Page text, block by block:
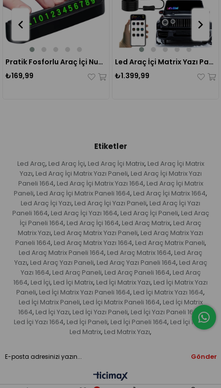
Pratik Fosforlu Araç İçi Numaratör
Led Araç İçi Matrix Yazı Paneli 16*96 (12×60 cm)
₺1.399,99
₺5.499,99
Etiketler
Led Araç, Led Araç İçi, Led Araç İçi Matrix, Led Araç İçi Matrix
Yazı, Led Araç İçi Matrix Yazı Paneli, Led Araç İçi Matrix Yazı
Paneli 1664, Led Araç İçi Matrix Yazı 1664, Led Araç İçi Matrix
Paneli, Led Araç İçi Matrix Paneli 1664, Led Araç İçi Matrix 1664,
Led Araç İçi Yazı, Led Araç İçi Yazı Paneli, Led Araç İçi Yazı
Paneli 1664, Led Araç İçi Yazı 1664, Led Araç İçi Paneli, Led Araç
İçi Paneli 1664, Led Araç İçi 1664, Led Araç Matrix, Led Araç
Matrix Yazı, Led Araç Matrix Yazı Paneli, Led Araç Matrix Yazı
Paneli 1664, Led Araç Matrix Yazı 1664, Led Araç Matrix Paneli,
Led Araç Matrix Paneli 1664, Led Araç Matrix 1664, Led Araç
Yazı, Led Araç Yazı Paneli, Led Araç Yazı Paneli 1664, Led Araç
Yazı 1664, Led Araç Paneli, Led Araç Paneli 1664, Led Araç
1664, Led İçi, Led İçi Matrix, Led İçi Matrix Yazı, Led İçi Matrix Yazı
Paneli, Led İçi Matrix Yazı Paneli 1664, Led İçi Matrix Yazı 1664,
Led İçi Matrix Paneli, Led İçi Matrix Paneli 1664, Led İçi Matrix
1664, Led İçi Yazı, Led İçi Yazı Paneli, Led İçi Yazı Paneli 1664,
Led İçi Yazı 1664, Led İçi Paneli, Led İçi Paneli 1664, Led İçi 1664,
Led Matrix, Led Matrix Yazı,
Gönder